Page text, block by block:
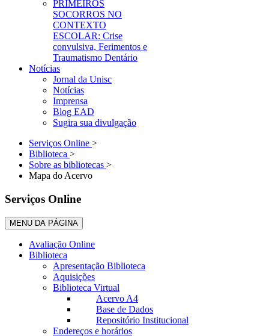
PRIMEIROS
SOCORROS NO
CONTEXTO
ESCOLAR: Crise
convulsiva, Ferimentos e
Traumatismo Dentário
Notícias
Jornal da Unisc
Notícias
Imprensa
Blog EAD
Sugira sua divulgação
Serviços Online >
Biblioteca >
Sobre as bibliotecas >
Mapa do Acervo
Serviços Online
MENU DA PÁGINA
Avaliação Online
Biblioteca
Apresentação Biblioteca
Aquisições
Biblioteca Virtual
Acervo A4
Base de Dados
Repositório Institucional
Endereços e horários